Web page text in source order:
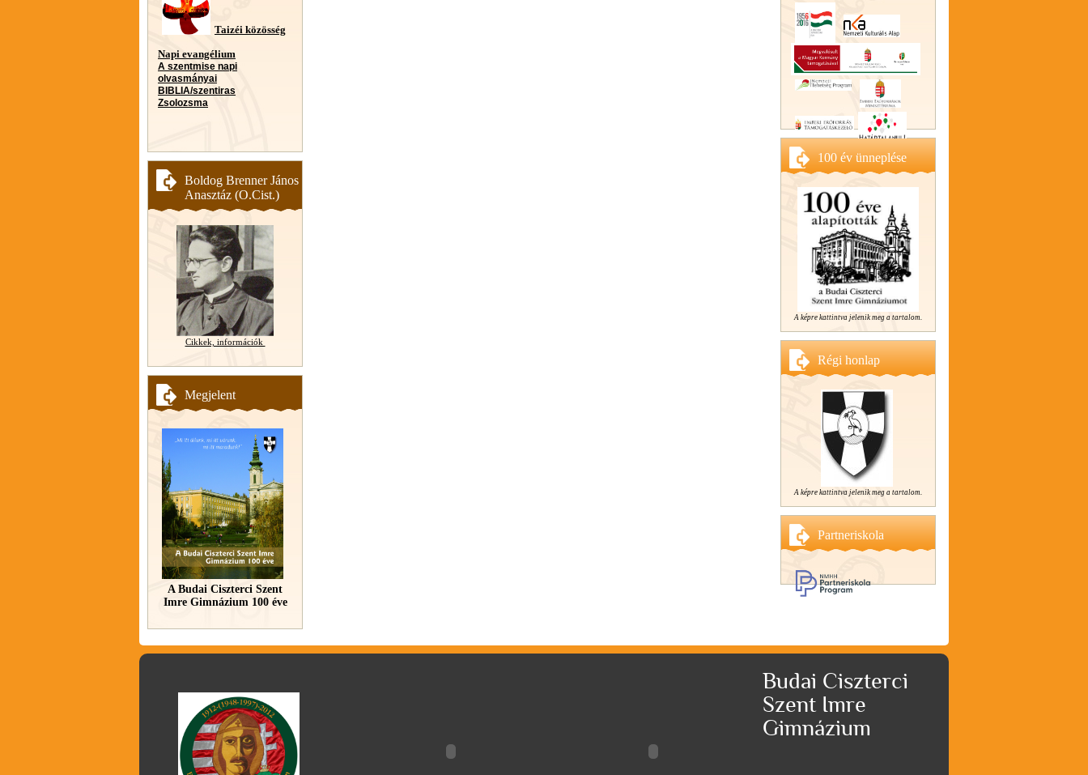
Taizéi közösség
Napi evangélium
A szentmise napi
olvasmányai
BIBLIA/szentiras
Zsolozsma
Boldog Brenner János
Anasztáz (O.Cist.)
Cikkek, információk
Megjelent
A Budai Ciszterci Szent
Imre Gimnázium 100 éve
100 év ünneplése
A képre kattintva jelenik meg a tartalom.
Régi honlap
A képre kattintva jelenik meg a tartalom.
Partneriskola
Budai Ciszterci
Szent Imre
Gimnázium